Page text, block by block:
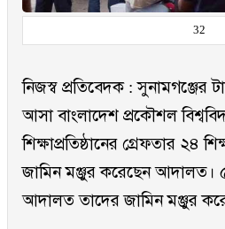
32
নিজস্ব প্রতিবেদক : সুনামগঞ্জের
আসা বাংলাদেশ প্রকৌশল
শিক্ষাপ্রতিষ্ঠানের গ্রেফতার ২৪
জামিন মঞ্জুর করেছেন আদালত।
আদালত তাদের জামিন মঞ্জুর